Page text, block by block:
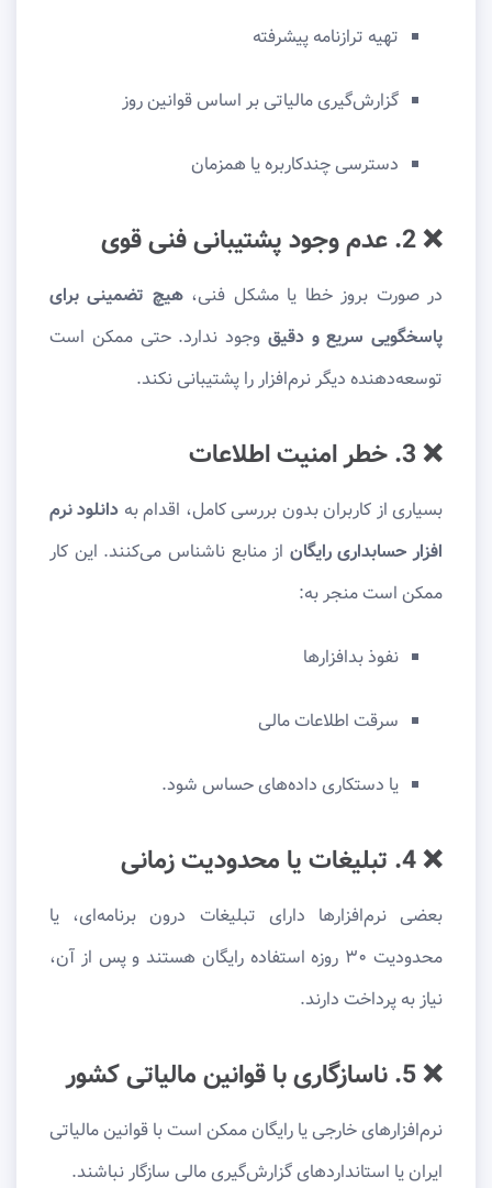
تهیه ترازنامه پیشرفته
گزارش‌گیری مالیاتی بر اساس قوانین روز
دسترسی چندکاربره یا همزمان
❌ 2. عدم وجود پشتیبانی فنی قوی
در صورت بروز خطا یا مشکل فنی،هیچ تضمینی برای
پاسخگویی سریع و دقیق وجود ندارد. حتی ممکن است
توسعه‌دهنده دیگر نرم‌افزار را پشتیبانی نکند.
❌ 3. خطر امنیت اطلاعات
بسیاری از کاربران بدون بررسی کامل، اقدام به دانلود نرم
افزار حسابداری رایگان از منابع ناشناس می‌کنند. این کار
ممکن است منجر به:
نفوذ بدافزارها
سرقت اطلاعات مالی
یا دستکاری داده‌های حساس شود.
❌ 4. تبلیغات یا محدودیت زمانی
بعضی نرم‌افزارها دارای تبلیغات درون برنامه‌ای، یا
محدودیت ۳۰ روزه استفاده رایگان هستند و پس از آن،
نیاز به پرداخت دارند.
❌ 5. ناسازگاری با قوانین مالیاتی کشور
نرم‌افزارهای خارجی یا رایگان ممکن است با قوانین مالیاتی
ایران یا استانداردهای گزارش‌گیری مالی سازگار نباشند.